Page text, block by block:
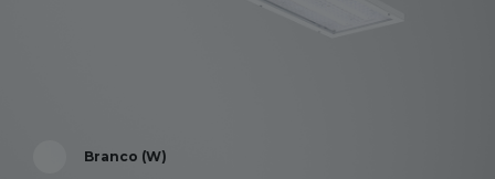
Branco (W)